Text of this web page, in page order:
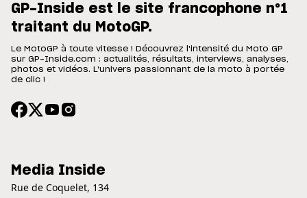
GP-Inside est le site francophone n°1
traitant du MotoGP.
Le MotoGP à toute vitesse ! Découvrez l'intensité du Moto GP
sur GP-Inside.com : actualités, résultats, interviews, analyses,
photos et vidéos. L'univers passionnant de la moto à portée
de clic !
Media Inside
Rue de Coquelet, 134